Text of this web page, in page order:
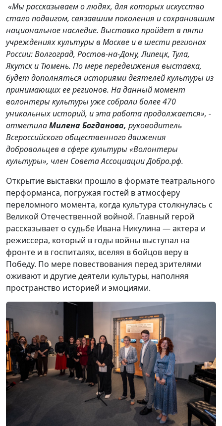
«Мы рассказываем о людях, для которых искусство
стало подвигом, связавшим поколения и сохранившим
национальное наследие. Выставка пройдет в пяти
учреждениях культуры в Москве и в шести регионах
России: Волгоград, Ростов-на-Дону, Липецк, Тула,
Якутск и Тюмень. По мере передвижения выставка,
будет дополняться историями деятелей культуры из
принимающих ее регионов. На данный момент
волонтеры культуры уже собрали более 470
уникальных историй, и эта работа продолжается», -
отметилаМилена Богданова, руководитель
Всероссийского общественного движения
добровольцев в сфере культуры «Волонтеры
культуры», член Совета Ассоциации Добро.рф.
Открытие выставки прошло в формате театрального
перформанса, погружая гостей в атмосферу
переломного момента, когда культура столкнулась с
Великой Отечественной войной. Главный герой
рассказывает о судьбе Ивана Никулина — актера и
режиссера, который в годы войны выступал на
фронте и в госпиталях, вселяя в бойцов веру в
Победу. По мере повествования перед зрителями
оживают и другие деятели культуры, наполняя
пространство историей и эмоциями.